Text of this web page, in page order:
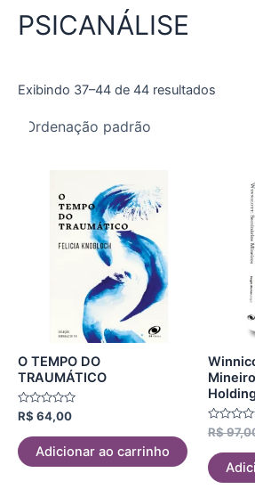
PSICANÁLISE
Exibindo 37–44 de 44 resultados
O TEMPO DO
TRAUMÁTICO
Avaliação
de
5
R$ 64,00
Adicionar ao carrinho
Avaliação
de
5
R$